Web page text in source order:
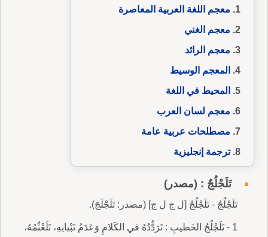
معجم اللغة العربية المعاصرة
معجم الغني
معجم الرائد
المعجم الوسيط
المحيط في اللغة
معجم لسان العرب
مصطلحات عربية عامة
ترجمة إنجليزية
تَلَجْلُجٌ : (مصدر)
تَلَجْلُجٌ - تَلَجْلُجٌ [ل ج ل ج] (مصدر: تَلَجْلَجَ).
1 - تَلَجْلُجُ الخَطيبِ : تَرَدُّدُهُ في الكَلامِ وَعَدَمُ تَبْيانِهِ، تَلَعْثُمُهُ،